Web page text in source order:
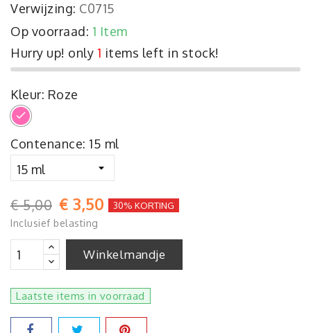
Verwijzing: C0715
Op voorraad: 1 Item
Hurry up! only 1 items left in stock!
Kleur: Roze
Roze
Contenance: 15 ml
€ 5,00 € 3,50 30% KORTING
Inclusief belasting
Winkelmandje
Laatste items in voorraad